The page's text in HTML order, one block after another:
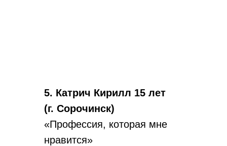
5. Катрич Кирилл 15 лет
(г. Сорочинск)
«Профессия, которая мне
нравится»